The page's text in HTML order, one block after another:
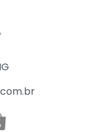
Fita de
Fita de